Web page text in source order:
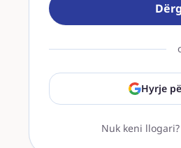
Hyrje
Nuk keni llogari?